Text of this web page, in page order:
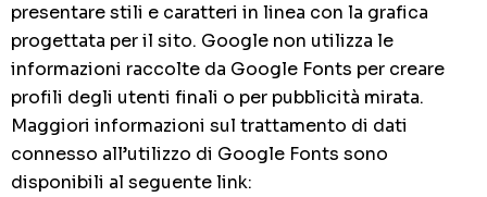
presentare stili e caratteri in linea con la grafica
progettata per il sito. Google non utilizza le
informazioni raccolte da Google Fonts per creare
profili degli utenti finali o per pubblicità mirata.
Maggiori informazioni sul trattamento di dati
connesso all’utilizzo di Google Fonts sono
disponibili al seguente link: